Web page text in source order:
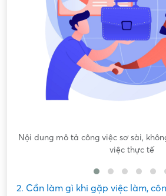
Nội dung mô tả công việc sơ sài,
việc thực tế
2. Cần làm gì khi gặp việc làm,